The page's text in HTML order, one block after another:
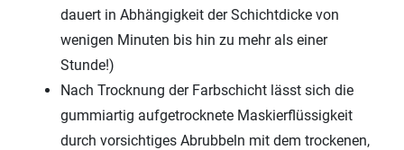
dauert in Abhängigkeit der Schichtdicke von
wenigen Minuten bis hin zu mehr als einer
Stunde!)
Nach Trocknung der Farbschicht lässt sich die
gummiartig aufgetrocknete Maskierflüssigkeit
durch vorsichtiges Abrubbeln mit dem trockenen,